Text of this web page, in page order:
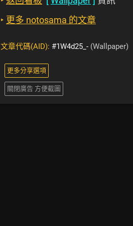
‣ 更多 notosama 的文章
文章代碼(AID): #1W4d25_- (Wallpaper)
更多分享選項
關閉廣告 方便截圖